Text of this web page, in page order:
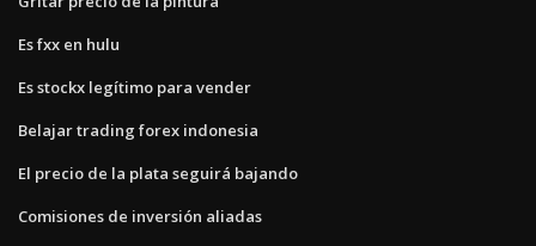
Es fxx en hulu
Es stockx legítimo para vender
Belajar trading forex indonesia
El precio de la plata seguirá bajando
Comisiones de inversión aliadas